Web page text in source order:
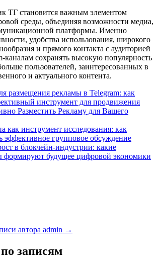
ТГ становится важным элементом
среды, объединяя возможности медиа,
платформы. Именно
удобства использования, широкого
и прямого контакта с аудиторией
каналам сохранять высокую популярность
пользователей, заинтересованных в
и актуального контента.
размещения рекламы в Telegram: как
инструмент для продвижения
Разместить Рекламу для Вашего
как инструмент исследования: как
эффективное групповое обсуждение
в блокчейн-индустрии: какие
формируют будущее цифровой экономики
автора admin →
записям